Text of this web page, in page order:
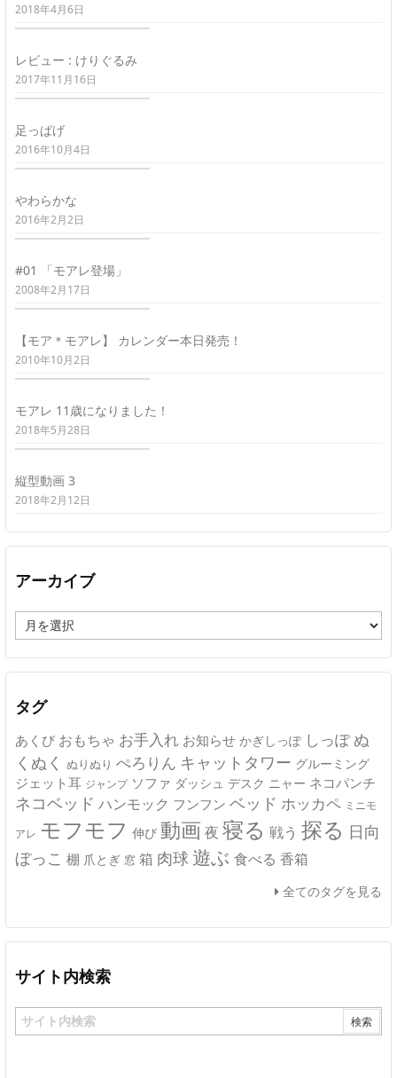
2018年4月6日
レビュー : けりぐるみ
2017年11月16日
足っぱげ
2016年10月4日
やわらかな
2016年2月2日
#01 「モアレ登場」
2008年2月17日
【モア＊モアレ】 カレンダー本日発売！
2010年10月2日
モアレ 11歳になりました！
2018年5月28日
縦型動画 3
2018年2月12日
アーカイブ
ー
カ
イ
タグ
あくび おもちゃ お手入れ お知らせ かぎしっぽ しっぽ ぬ
くぬく ぬりぬり ぺろりん キャットタワー グルーミング
ジェット耳 ジャンプ ソファ ダッシュ デスク ニャー ネコパンチ
ネコベッド ハンモック フンフン ベッド ホッカペ ミニモ
アレ モフモフ 伸び 動画 夜 寝る 戦う 探る 日向
ぼっこ 棚 爪とぎ 窓 箱 肉球 遊ぶ 食べる 香箱
全てのタグを見る
サイト内検索